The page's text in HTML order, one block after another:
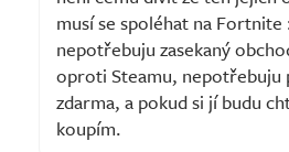
musí se spoléhat na
nepotřebuju zasekaný
oproti Steamu, nepotřebuju
zdarma, a pokud si jí budu
koupím.